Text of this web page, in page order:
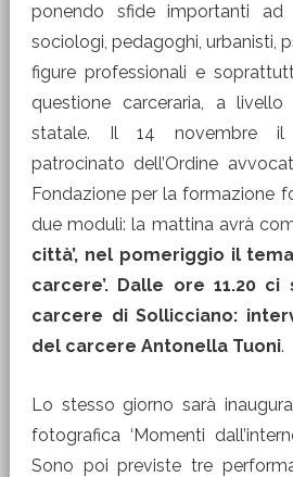
ponendo sfide importanti ad
sociologi, pedagoghi, urbanisti,
figure professionali e
questione carceraria, a
statale. Il 14 novembre il
patrocinato dell’Ordine
Fondazione per la formazione
due moduli: la mattina avrà
città’, nel pomeriggio il
carcere’. Dalle ore 11.20
carcere di Sollicciano:
del carcere Antonella Tuoni.
Lo stesso giorno sarà
fotografica ‘Momenti
Sono poi previste tre